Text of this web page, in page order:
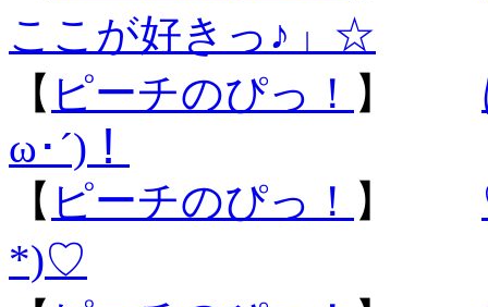
ここが好きっ♪」☆
【 ピーチのぴっ！ 】
ω･´)！
【 ピーチのぴっ！ 】
*)♡